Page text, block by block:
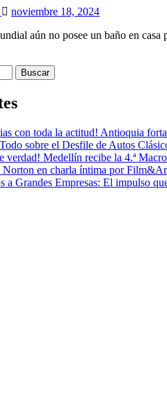
noviembre 18, 2024
aún no posee un baño en casa
con toda la actitud! Antioquia
sobre el Desfile de Autos
verdad! Medellín recibe la 4.ª
en charla íntima por
a Grandes Empresas: El impulso